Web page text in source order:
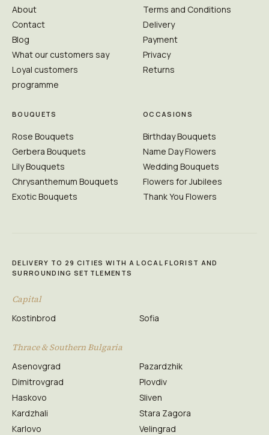
About
Contact
Blog
What our customers say
Loyal customers
programme
Terms and Conditions
Delivery
Payment
Privacy
Returns
BOUQUETS
Rose Bouquets
Gerbera Bouquets
Lily Bouquets
Chrysanthemum Bouquets
Exotic Bouquets
OCCASIONS
Birthday Bouquets
Name Day Flowers
Wedding Bouquets
Flowers for Jubilees
Thank You Flowers
DELIVERY TO 29 CITIES WITH A LOCAL FLORIST AND
SURROUNDING SETTLEMENTS
Capital
Kostinbrod Sofia
Thrace & Southern Bulgaria
Asenovgrad
Dimitrovgrad
Haskovo
Kardzhali
Karlovo
Pazardzhik
Plovdiv
Sliven
Stara Zagora
Velingrad